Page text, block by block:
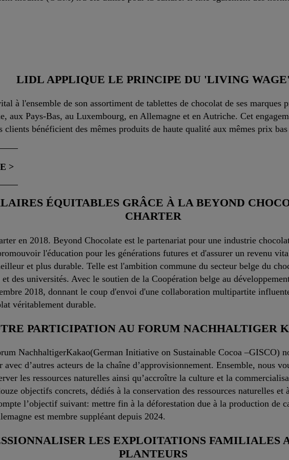
LIDL APPLIQUE LE PRINCIPE DU 'LIVING WAGE'
à l'ensemble de son assortiment de tablettes de chocolat de ses
aux Pays-Bas, au Luxembourg, en Allemagne et en Autriche. Cet
bénéficient des mêmes produits de haute qualité aux mêmes prix
>
ÉQUITABLES GRÂCE À LA BEYOND
CHARTER
en 2018. Beyond Chocolate est le partenariat pour une industrie
l'éducation pour les générations futures et d'assurer un revenu
et plus durable. Telle est l'ambition commune du secteur belge du
des universités. Avec le soutien de la Coopération belge au
2018, donnant le coup d'envoi d'une collaboration multipartite
véritablement durable.
PARTICIPATION AU FORUM NACHHALTIGER
NachhaltigerKakao(German Initiative on Sustainable Cocoa –GISCO)
d’autres acteurs de la chaîne d’approvisionnement. Ensemble, nous
les ressources naturelles ainsi qu’accroître la culture et la
objectifs concrets, dédiés à la conservation des ressources naturelles
l’objectif suivant: mettre fin à la déforestation due à la production de
est membre suppléant depuis 2024.
LES EXPLOITATIONS FAMILIALES
PLANTEURS